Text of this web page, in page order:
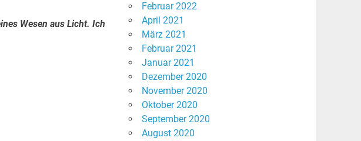
Wesen aus Licht. Ich
Februar 2022
April 2021
März 2021
Februar 2021
Januar 2021
Dezember 2020
November 2020
Oktober 2020
September 2020
August 2020